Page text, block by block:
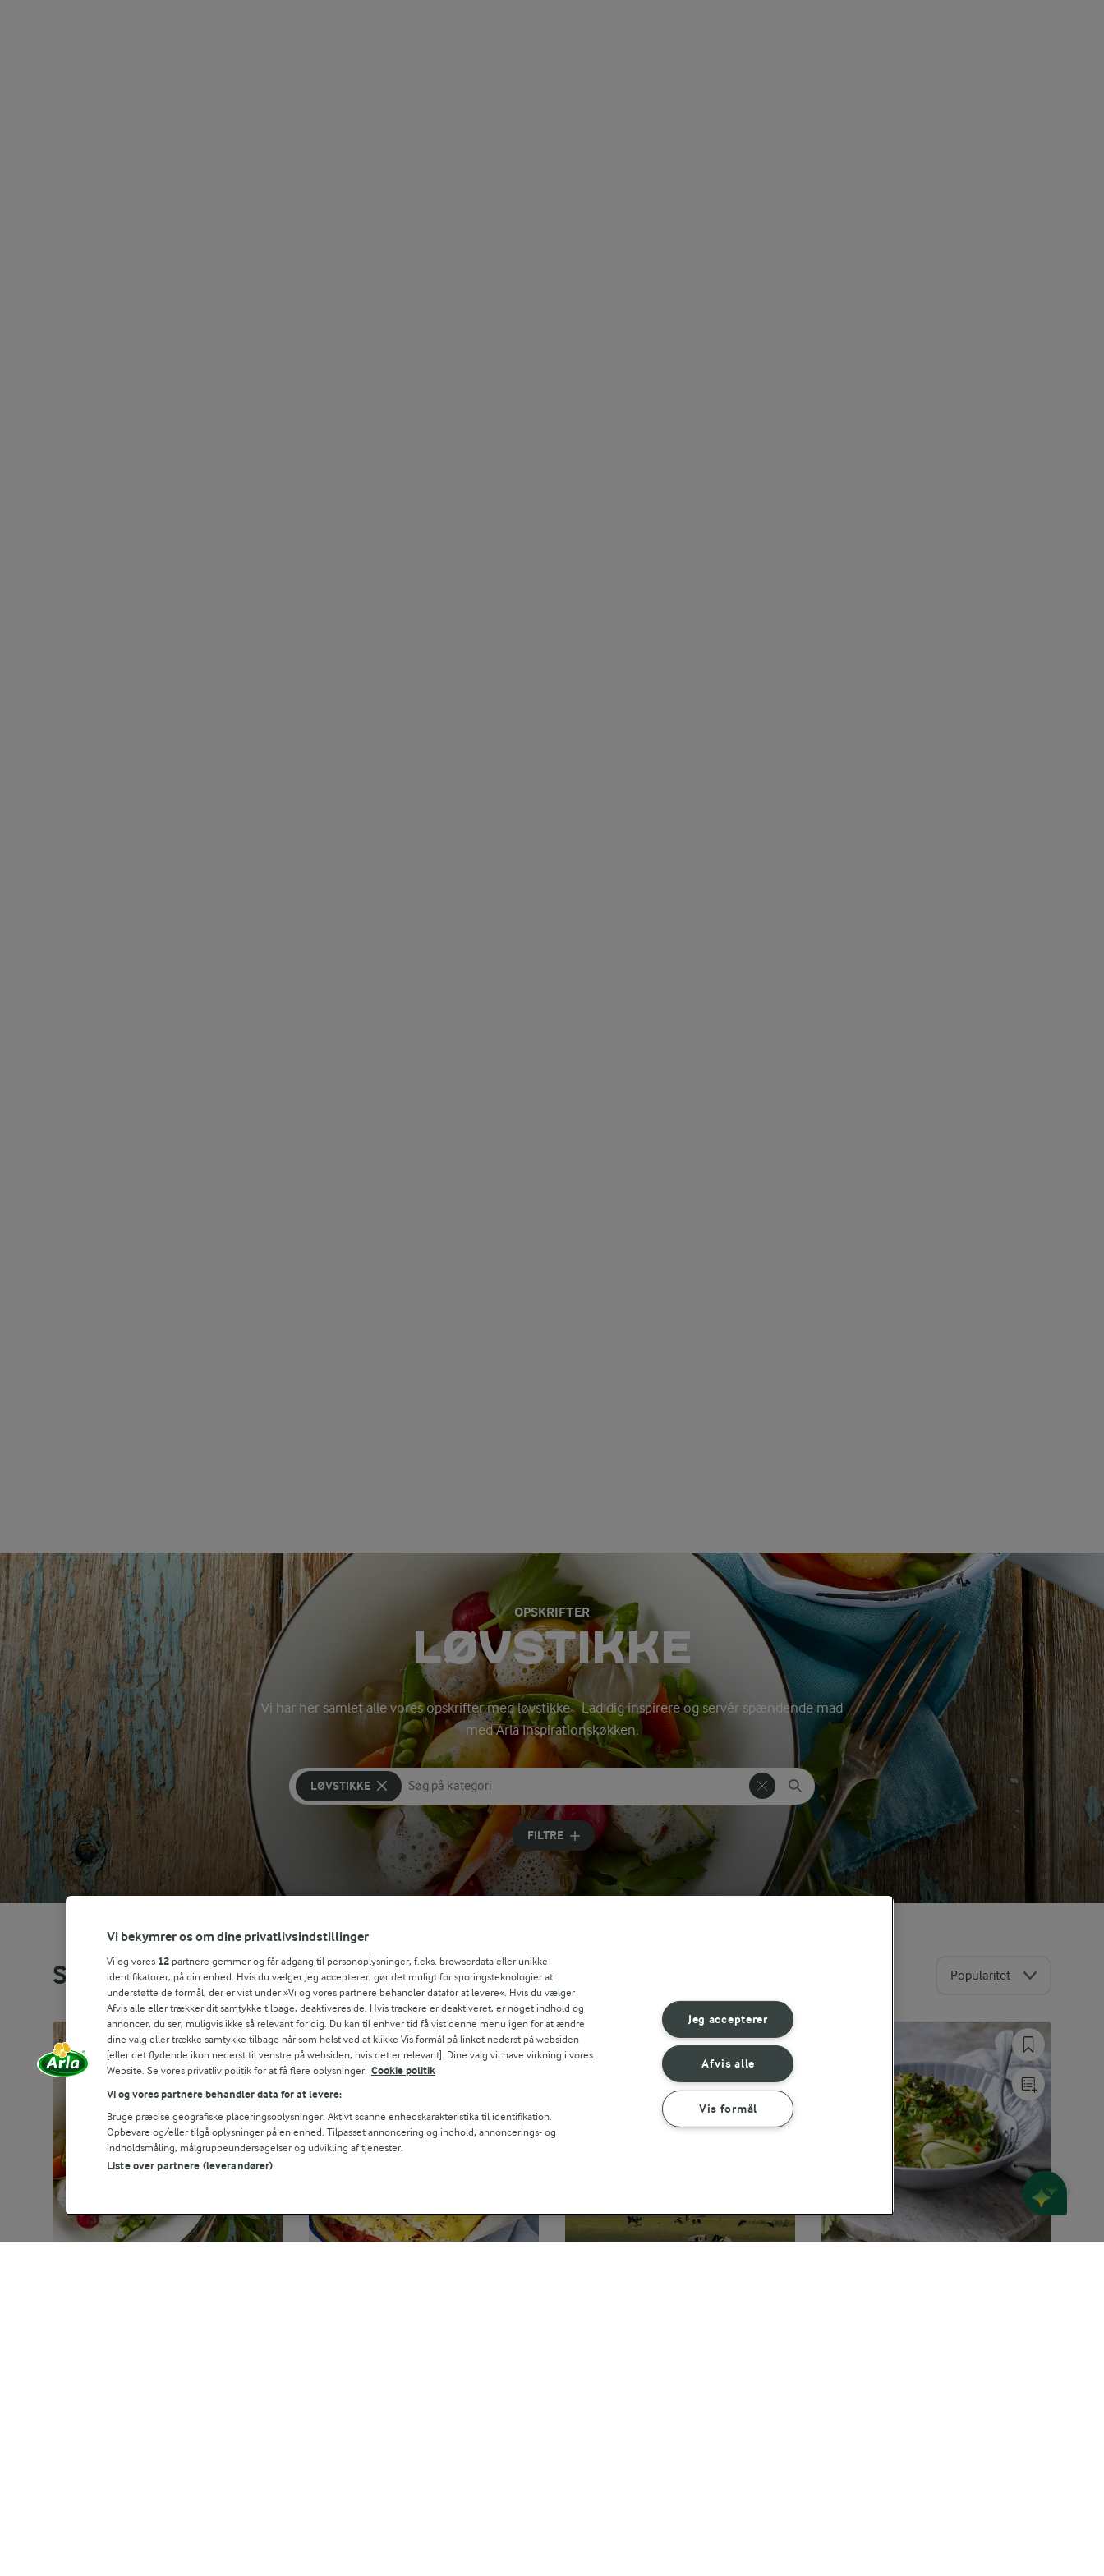
OPSKRIFTER
LØVSTIKKE
Vi har her samlet alle vores opskrifter med løvstikke - Lad dig inspirere og servér spændende mad
med Arla Inspirationskøkken.
LØVSTIKKE
Søg på kategori
Indtast søgeord for at søge
FILTRE
Se alle vores opskrifter Popularitet
Vi bekymrer os om dine privatlivsindstillinger
Vi og vores 12 partnere gemmer og får adgang til personoplysninger, f.eks. browserdata eller unikke
identifikatorer, på din enhed. Hvis du vælger Jeg accepterer, gør det muligt for sporingsteknologier at
understøtte de formål, der er vist under »Vi og vores partnere behandler datafor at levere«. Hvis du vælger
Afvis alle eller trækker dit samtykke tilbage, deaktiveres de. Hvis trackere er deaktiveret, er noget indhold og
annoncer, du ser, muligvis ikke så relevant for dig. Du kan til enhver tid få vist denne menu igen for at ændre
dine valg eller trække samtykke tilbage når som helst ved at klikke Vis formål på linket nederst på websiden
[eller det flydende ikon nederst til venstre på websiden, hvis det er relevant]. Dine valg vil have virkning i vores
Website. Se vores privatliv politik for at få flere oplysninger. Cookie politik
Vi og vores partnere behandler data for at levere:
Bruge præcise geografiske placeringsoplysninger. Aktivt scanne enhedskarakteristika til identifikation.
Opbevare og/eller tilgå oplysninger på en enhed. Tilpasset annoncering og indhold, annoncerings- og
indholdsmåling, målgruppeundersøgelser og udvikling af tjenester.
Liste over partnere (leverandører)
Jeg accepterer
Afvis alle
Vis formål